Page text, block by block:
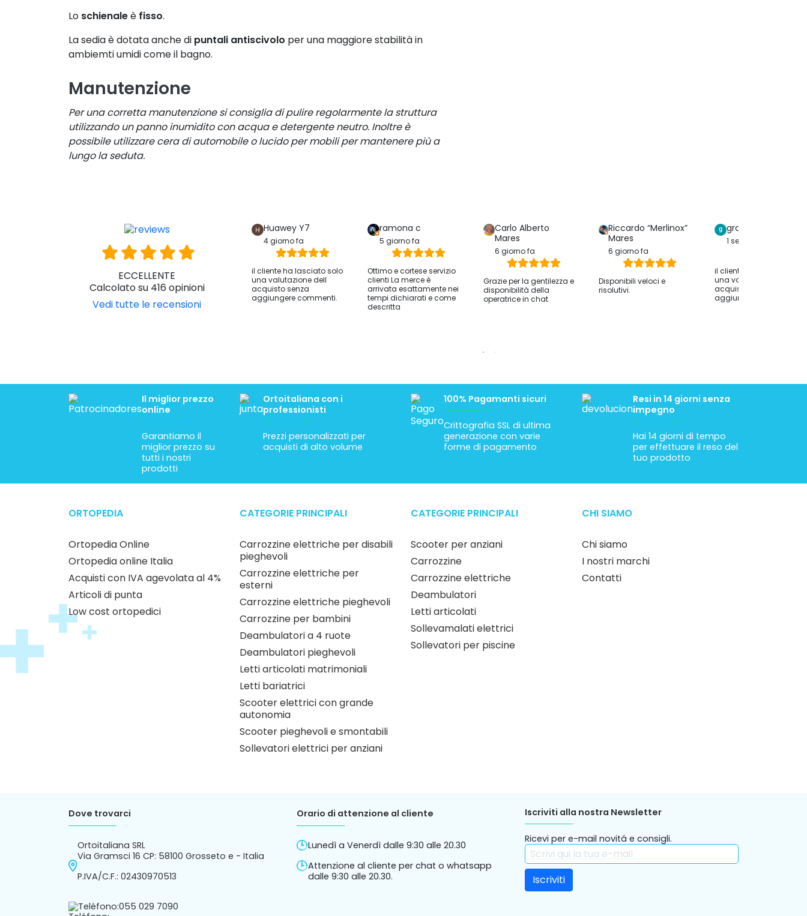
Lo schienaleè fisso.
La sedia è dotata anche di puntali antiscivolo per una maggiore stabilità in
ambiemti umidi come il bagno.
Manutenzione
Per una corretta manutenzione si consiglia di pulire regolarmente la struttura
utilizzando un panno inumidito con acqua e detergente neutro. Inoltre è
possibile utilizzare cera di automobile o lucido per mobili per mantenere più a
lungo la seduta.
ECCELLENTE
Calcolato su 416 opinioni
Vedi tutte le recensioni
Huawey Y7
4 giorno fa
il cliente ha lasciato solo
una valutazione dell
acquisto senza
aggiungere commenti.
ramona c
5 giorno fa
Ottimo e cortese servizio
clienti La merce è
arrivata esattamente nei
tempi dichiarati e come
descritta
Carlo Alberto
Mares
6 giorno fa
Grazie per la gentilezza e
disponibilità della
operatrice in chat
Riccardo “Merlinox”
Mares
6 giorno fa
Disponibili veloci e
risolutivi.
graziella serreri
1 settimana fa
il cliente ha lasciato solo
una valutazione dell
acquisto senza
aggiungere commenti.
Il miglior prezzo
online
Garantiamo il
miglior prezzo su
tutti i nostri
prodotti
Ortoitaliana con i
professionisti
Prezzi personalizzati per
acquisti di alto volume
100% Pagamanti sicuri
Crittografia SSL di ultima
generazione con varie
forme di pagamento
Resi in 14 giorni senza
impegno
Hai 14 giorni di tempo
per effettuare il reso del
tuo prodotto
ORTOPEDIA
Ortopedia Online
Ortopedia online Italia
Acquisti con IVA agevolata al 4%
Articoli di punta
Low cost ortopedici
CATEGORIE PRINCIPALI
Carrozzine elettriche per disabili
pieghevoli
Carrozzine elettriche per
esterni
Carrozzine elettriche pieghevoli
Carrozzine per bambini
Deambulatori a 4 ruote
Deambulatori pieghevoli
Letti articolati matrimoniali
Letti bariatrici
Scooter elettrici con grande
autonomia
Scooter pieghevoli e smontabili
Sollevatori elettrici per anziani
CATEGORIE PRINCIPALI
Scooter per anziani
Carrozzine
Carrozzine elettriche
Deambulatori
Letti articolati
Sollevamalati elettrici
Sollevatori per piscine
CHI SIAMO
Chi siamo
I nostri marchi
Contatti
Dove trovarci
Ortoitaliana SRL
Via Gramsci 16 CP: 58100 Grosseto e - Italia
P.IVA/C.F.: 02430970513
Teléfono:055 029 7090
Orario di attenzione al cliente
Lunedì a Venerdì dalle 9:30 alle 20.30
Attenzione al cliente per chat o whatsapp
dalle 9:30 alle 20.30.
Iscriviti alla nostra Newsletter
Ricevi per e-mail novitá e consigli.